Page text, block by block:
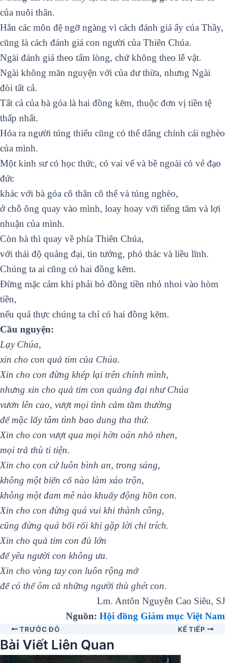
của nuôi thân.
Hẳn các môn đệ ngỡ ngàng vì cách đánh giá ấy của Thầy,
cũng là cách đánh giá con người của Thiên Chúa.
Ngài đánh giá theo tấm lòng, chứ không theo lễ vật.
Ngài không mãn nguyện với của dư thừa, nhưng Ngài
đòi tất cả.
Tất cả của bà góa là hai đồng kẽm, thuộc đơn vị tiền tệ
thấp nhất.
Hóa ra người túng thiếu cũng có thể dâng chính cái nghèo
của mình.
Một kinh sư có học thức, có vai vế và bề ngoài có vẻ đạo
đức
khác với bà góa cô thân cô thế và túng nghèo,
ở chỗ ông quay vào mình, loay hoay với tiếng tăm và lợi
nhuận của mình.
Còn bà thì quay về phía Thiên Chúa,
với thái độ quảng đại, tin tưởng, phó thác và liều lĩnh.
Chúng ta ai cũng có hai đồng kẽm.
Đừng mặc cảm khi phải bỏ đồng tiền nhỏ nhoi vào hòm
tiền,
nếu quả thực chúng ta chỉ có hai đồng kẽm.
Cầu nguyện:
Lạy Chúa,
xin cho con quả tim của Chúa.
Xin cho con đừng khép lại trên chính mình,
nhưng xin cho quả tim con quảng đại như Chúa
vươn lên cao, vượt mọi tình cảm tầm thường
để mặc lấy tâm tình bao dung tha thứ.
Xin cho con vượt qua mọi hờn oán nhỏ nhen,
mọi trả thù ti tiện.
Xin cho con cứ luôn bình an, trong sáng,
không một biến cố nào làm xáo trộn,
không một đam mê nào khuấy động hồn con.
Xin cho con đừng quá vui khi thành công,
cũng đừng quá bối rối khi gặp lời chỉ trích.
Xin cho quả tim con đủ lớn
để yêu người con không ưa.
Xin cho vòng tay con luôn rộng mở
để có thể ôm cả những người thù ghét con.
Lm. Antôn Nguyễn Cao Siêu, SJ
Nguồn: Hội đồng Giám mục Việt Nam
TRƯỚC ĐÓ KẾ TIẾP
Bài Viết Liên Quan